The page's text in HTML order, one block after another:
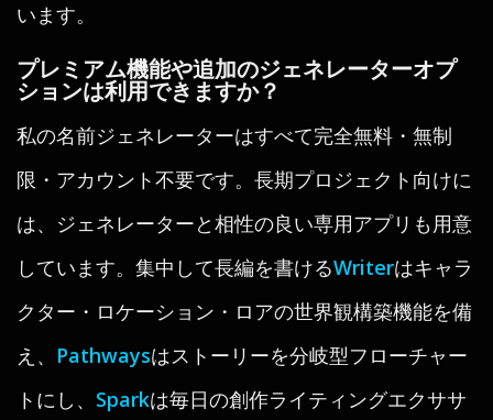
います。
プレミアム機能や追加のジェネレーターオプ
ションは利用できますか？
私の名前ジェネレーターはすべて完全無料・無制
限・アカウント不要です。長期プロジェクト向けに
は、ジェネレーターと相性の良い専用アプリも用意
しています。集中して長編を書けるWriterはキャラ
クター・ロケーション・ロアの世界観構築機能を備
え、 Pathwaysはストーリーを分岐型フローチャー
トにし、 Sparkは毎日の創作ライティングエクササ